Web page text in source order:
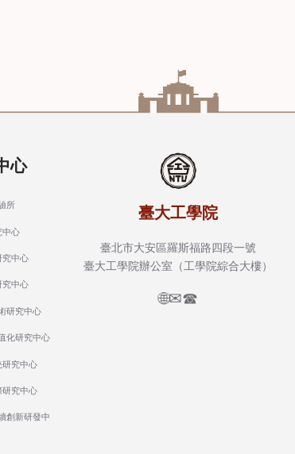
心
所
心
中心
中心
研究中心
化研究中心
究中心
究中心
創新研發中
臺大工學院
臺北市大安區羅斯福路四段一號
臺大工學院辦公室（工學院綜合大樓）
🌐✉☎